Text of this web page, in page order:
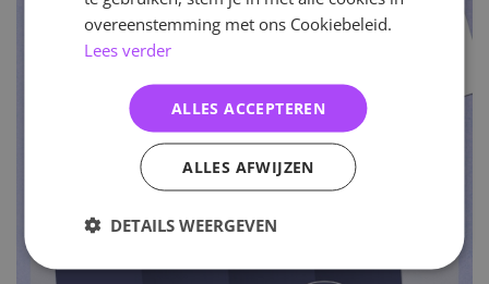
overeenstemming met ons Cookiebeleid.
Lees verder
ALLES ACCEPTEREN
ALLES AFWIJZEN
DETAILS WEERGEVEN